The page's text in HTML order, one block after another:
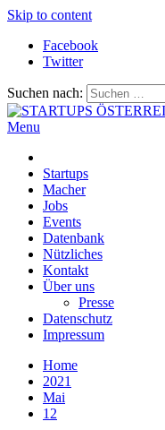
Skip to content
Facebook
Twitter
Suchen nach:
Menu
Startups
Macher
Jobs
Events
Datenbank
Nützliches
Kontakt
Über uns
Presse
Datenschutz
Impressum
Home
2021
Mai
12